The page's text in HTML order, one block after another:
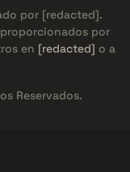
por [redacted].
por
en [redacted] o a
Reservados.